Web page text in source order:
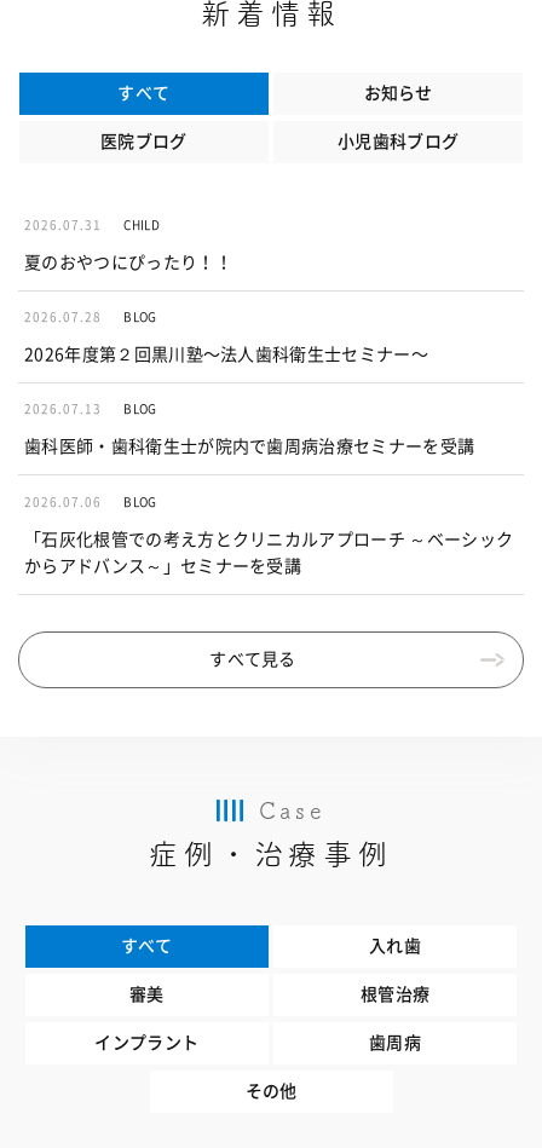
新着情報
すべて お知らせ
医院ブログ 小児歯科ブログ
2026.07.31 CHILD
夏のおやつにぴったり！！
2026.07.28 BLOG
2026年度第２回黒川塾〜法人歯科衛生士セミナー〜
2026.07.13 BLOG
歯科医師・歯科衛生士が院内で歯周病治療セミナーを受講
2026.07.06 BLOG
「石灰化根管での考え方とクリニカルアプローチ ～ベーシック
からアドバンス～」セミナーを受講
すべて見る
Case
症例・治療事例
すべて 入れ歯
審美 根管治療
インプラント 歯周病
その他